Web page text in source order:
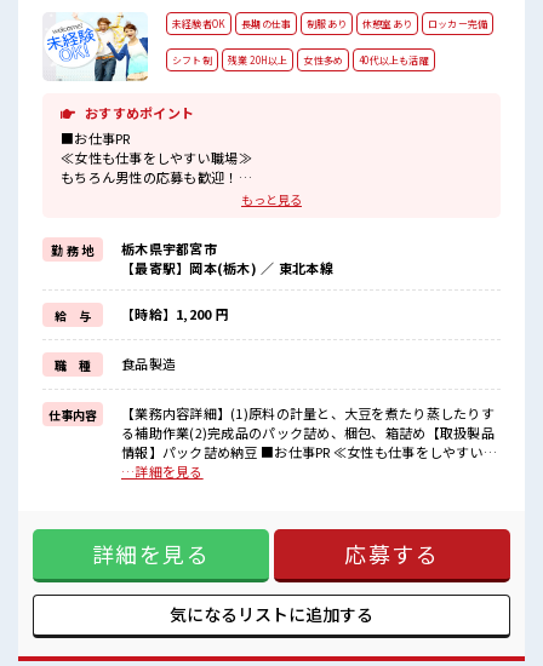
未経験者OK 長期の仕事 制服あり 休憩室あり ロッカー完備
シフト制 残業 20H以上 女性多め 40代以上も活躍
おすすめポイント
■お仕事PR
≪女性も仕事をしやすい職場≫
もちろん男性の応募も歓迎！
残業は月20時間以上あります♪
制服があると毎日の服選びに悩まずOK♪
≪未経験の方も大カンゲイ≫
新しいことにチャレンジするのは不安だけど、
しっかり働く環境が整っています！
イチからスキルUP・ステップUP目指していきましょう！
≪様々なお仕事をご提案≫
一人で悩まず気軽に相談できる、
派遣のお仕事です！
■職場の雰囲気
女性が多めの職場です♪
しっかり休める休憩室あり！
安心してお仕事に集中♪
残業がしっかりあるお仕事！
もっと見る
勤 務 地
栃木県宇都宮市
【最寄駅】岡本(栃木) ／ 東北本線
給 与 【時給】1,200 円
職 種 食品製造
仕事内容
【業務内容詳細】(1)原料の計量と、大豆を煮たり蒸したりす
る補助作業(2)完成品のパック詰め、梱包、箱詰め【取扱製品
情報】パック詰め納豆 ■お仕事PR ≪女性も仕事をしやすい職
場≫ もちろん男性の応募も歓迎！ ≪稼ぎたい人向け≫ 高収入
ンゲイ≫ 新しいことにチャレンジするのは不安だけど、 しっ
かり働く環境が整っています！ イチからスキルUP・ステップ
UP目指していきましょう！ ≪様々なお仕事をご提案≫ 一人で
悩まず気軽に相談できる、 派遣のお仕事です！ ■職場の雰囲
気 女性が多めの職場です♪ しっかり休める休憩室あり！ オン
オフの切替もできちゃう！ ロッカーあり！ 安心してお仕事に
…詳細を見る
詳細を見る 応募する
気になるリストに追加する